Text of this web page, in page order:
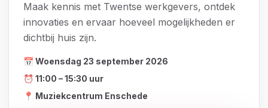
Maak kennis met Twentse werkgevers, ontdek
innovaties en ervaar hoeveel mogelijkheden er
dichtbij huis zijn.
📅 Woensdag 23 september 2026
⏰ 11:00 – 15:30 uur
📍 Muziekcentrum Enschede